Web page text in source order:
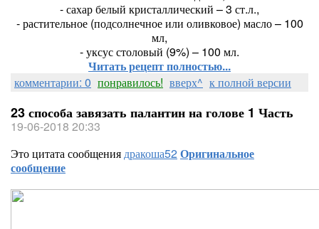
- сахар белый кристаллический – 3 ст.л.,
- растительное (подсолнечное или оливковое) масло – 100
мл,
- уксус столовый (9%) – 100 мл.
Читать рецепт полностью...
комментарии: 0 понравилось! вверх^ к полной версии
23 способа завязать палантин на голове 1 Часть
19-06-2018 20:33
Это цитата сообщениядракоша52Оригинальное
сообщение